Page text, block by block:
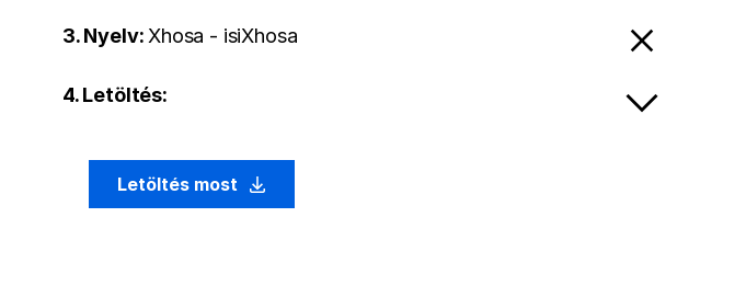
3. Nyelv: Xhosa - isiXhosa
4. Letöltés:
Letöltés most